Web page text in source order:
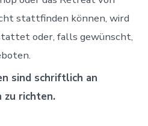
stattfinden können, wird
oder, falls gewünscht,
sind schriftlich an
zu richten.